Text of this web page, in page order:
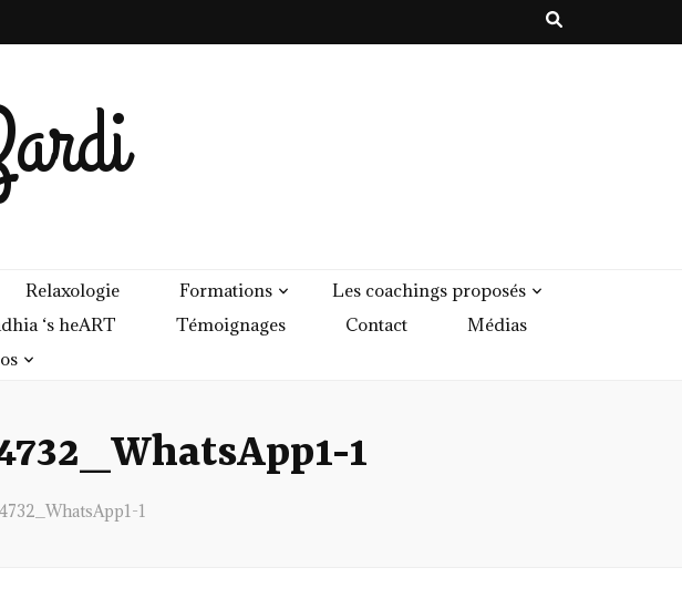
Relaxologie Formations
Les coachings proposés
‘s heART Témoignages Contact
Médias
1
1